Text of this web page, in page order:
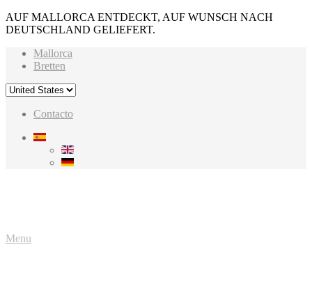
AUF MALLORCA ENTDECKT, AUF WUNSCH NACH
DEUTSCHLAND GELIEFERT.
Mallorca
Bretten
Contacto
Menu